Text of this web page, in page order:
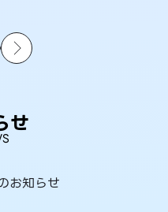
せ
お知らせ